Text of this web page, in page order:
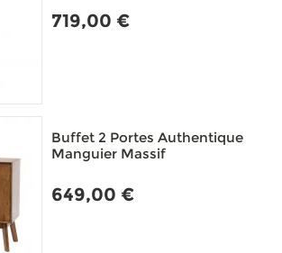
719,00 €
Buffet 2 Portes Authentique
Manguier Massif
649,00 €